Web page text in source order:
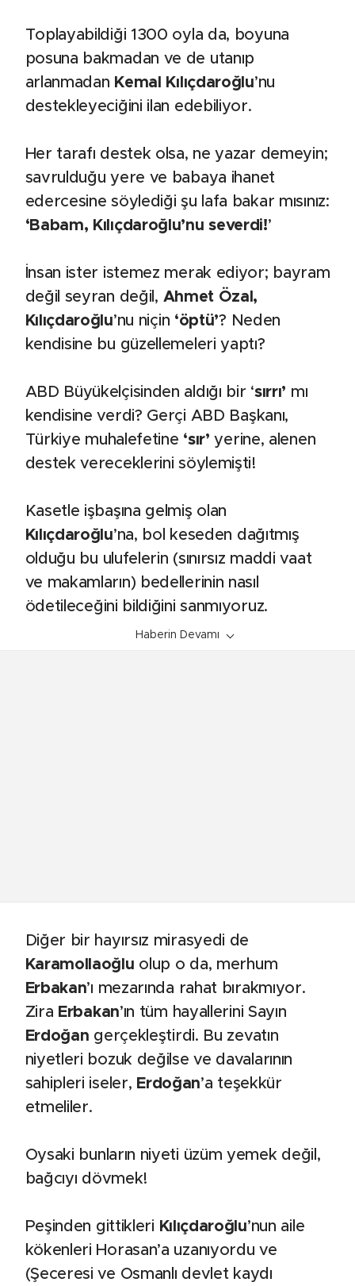
Toplayabildiği 1300 oyla da, boyuna
posuna bakmadan ve de utanıp
arlanmadan Kemal Kılıçdaroğlu’nu
destekleyeciğini ilan edebiliyor.
Her tarafı destek olsa, ne yazar demeyin;
savrulduğu yere ve babaya ihanet
edercesine söylediği şu lafa bakar mısınız:
‘Babam, Kılıçdaroğlu’nu severdi!’
İnsan ister istemez merak ediyor; bayram
değil seyran değil, Ahmet Özal,
Kılıçdaroğlu’nu niçin ‘öptü’? Neden
kendisine bu güzellemeleri yaptı?
ABD Büyükelçisinden aldığı bir ‘sırrı’ mı
kendisine verdi? Gerçi ABD Başkanı,
Türkiye muhalefetine ‘sır’ yerine, alenen
destek vereceklerini söylemişti!
Kasetle işbaşına gelmiş olan
Kılıçdaroğlu’na, bol keseden dağıtmış
olduğu bu ulufelerin (sınırsız maddi vaat
ve makamların) bedellerinin nasıl
ödetileceğini bildiğini sanmıyoruz.
Haberin Devamı
Diğer bir hayırsız mirasyedi de
Karamollaoğlu olup o da, merhum
Erbakan’ı mezarında rahat bırakmıyor.
Zira Erbakan’ın tüm hayallerini Sayın
Erdoğan gerçekleştirdi. Bu zevatın
niyetleri bozuk değilse ve davalarının
sahipleri iseler, Erdoğan’a teşekkür
etmeliler.
Oysaki bunların niyeti üzüm yemek değil,
bağcıyı dövmek!
Peşinden gittikleri Kılıçdaroğlu’nun aile
kökenleri Horasan’a uzanıyordu ve
(Şeceresi ve Osmanlı devlet kaydı